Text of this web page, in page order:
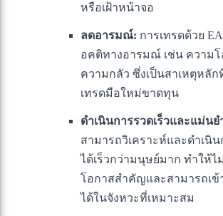
หรือเฝ้าหน้าจอ
ลดอารมณ์: การเทรดด้วย
อคติทางอารมณ์ เช่น ความโ
ความกลัว ซึ่งเป็นสาเหตุหลั
เทรดมือใหม่ขาดทุน
ดำเนินการรวดเร็วและแม่นย
สามารถวิเคราะห์และดำเนิ
ได้เร็วกว่ามนุษย์มาก ทำให้ไ
โอกาสสำคัญและสามารถเข้
ได้ในจังหวะที่เหมาะสม